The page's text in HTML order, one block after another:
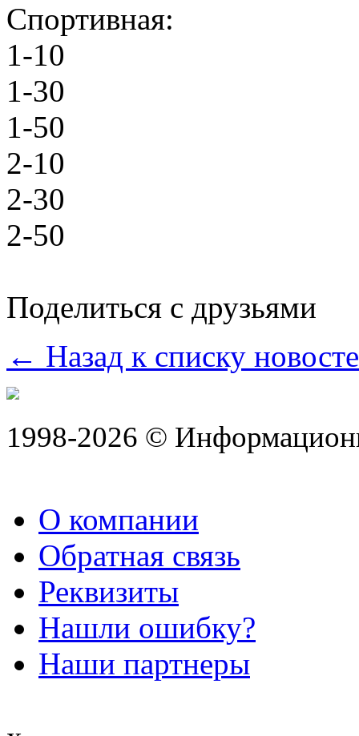
Спортивная:
1-10
1-30
1-50
2-10
2-30
2-50
Поделиться с друзьями
← Назад к списку
1998-2026 ©
О компании
Обратная связь
Реквизиты
Нашли ошибку?
Наши партнеры